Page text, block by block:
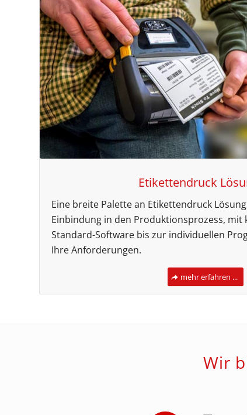
Etikettendruck
Eine breite Palette an Etikettendruck
Einbindung in den Produktionsprozess, mit
Standard-Software bis zur individuellen
Ihre Anforderungen.
mehr erfahren ...
Wir